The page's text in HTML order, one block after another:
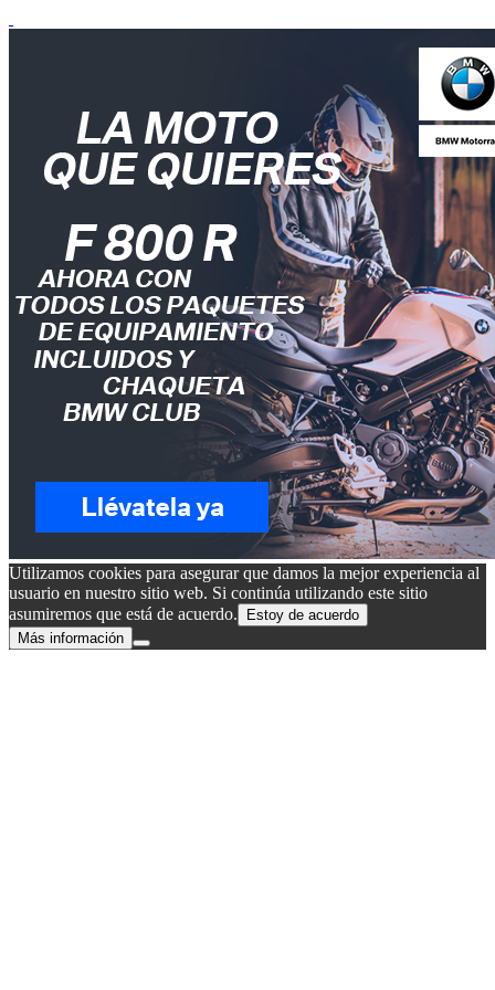
Utilizamos cookies para asegurar que damos la mejor experiencia al
usuario en nuestro sitio web. Si continúa utilizando este sitio
asumiremos que está de acuerdo.
Estoy de acuerdo
Más información